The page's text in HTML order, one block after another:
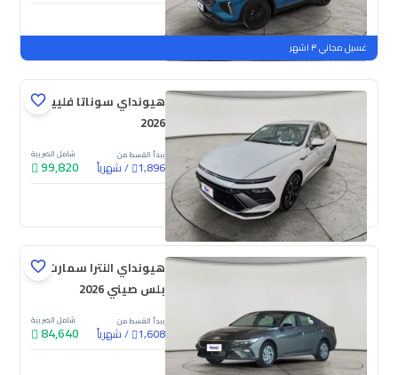
جديدة
ملوحة
غسيل مجاني ٣ اشهر
هيونداي سوناتا فلييت
2026
يبدأ القسط من
1,896
/شهرياً
شامل الضريبة
99,820
جديدة
هيونداي النترا سمارت
بلس صيني 2026
يبدأ القسط من
1,608
/شهرياً
شامل الضريبة
84,640
جديدة